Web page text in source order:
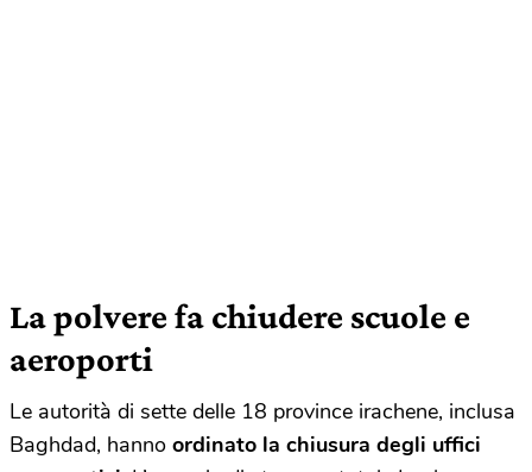
La polvere fa chiudere scuole e
aeroporti
Le autorità di sette delle 18 province irachene, inclusa
Baghdad, hanno ordinato la chiusura degli uffici